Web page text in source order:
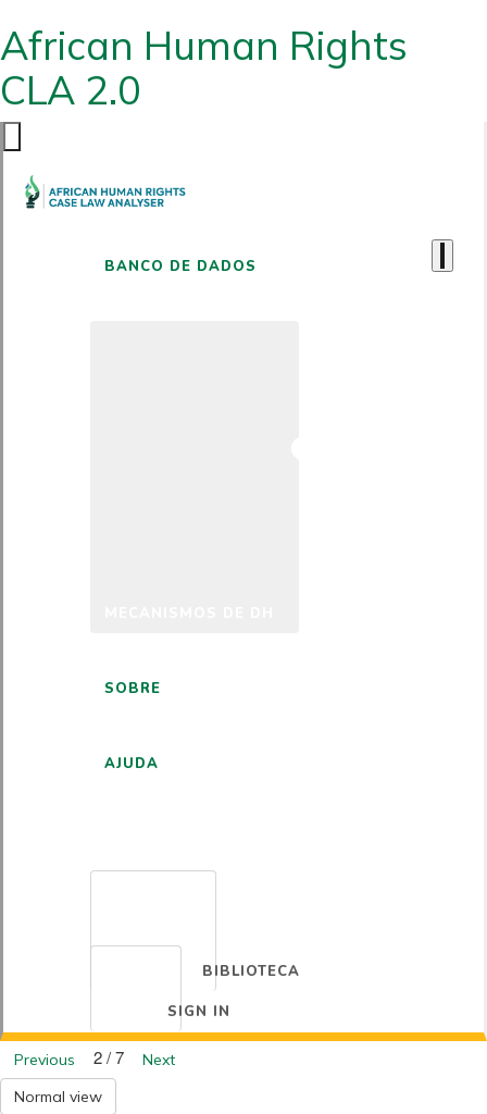
African Human Rights
CLA 2.0
BANCO DE DADOS
SOBRE
AJUDA
BIBLIOTECA
SIGN IN
Previous 2 / 7
Next
Normal view